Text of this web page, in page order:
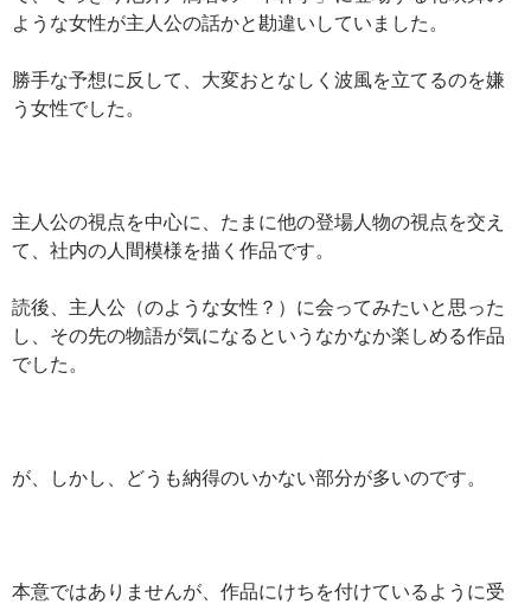
ような女性が主人公の話かと勘違いしていました。
勝手な予想に反して、大変おとなしく波風を立てるのを嫌
う女性でした。
主人公の視点を中心に、たまに他の登場人物の視点を交え
て、社内の人間模様を描く作品です。
読後、主人公（のような女性？）に会ってみたいと思った
し、その先の物語が気になるというなかなか楽しめる作品
でした。
が、しかし、どうも納得のいかない部分が多いのです。
本意ではありませんが、作品にけちを付けているように受